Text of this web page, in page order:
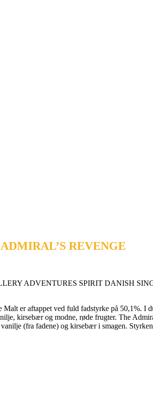
REVENGE
ADVENTURES SPIRIT DANISH
er aftappet ved fuld fadstyrke på 50,1%. I
kirsebær og modne, røde frugter. The
(fra fadene) og kirsebær i smagen.